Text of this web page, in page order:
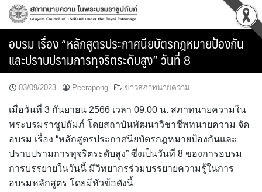
Skip
อบรม เรื่อง “หลักสูตรประกาศนียบัตรกฎหมายป้องกัน
และปราบปรามการทุจริตระดับสูง” วันที่ 8
03/09/2023 Peerapong ข่าวสภาทนายความ
เมื่อวันที่ 3 กันยายน 2566 เวลา 09.00 น. สภาทนายความใน
พระบรมราชูปถัมภ์ โดยสถาบันพัฒนาวิชาชีพทนายความ จัด
อบรม เรื่อง “หลักสูตรประกาศนียบัตรกฎหมายป้องกันและ
ปราบปรามการทุจริตระดับสูง” ซึ่งเป็นวันที่ 8 ของการอบรม
การบรรยายในวันนี้ มีวิทยากรร่วมบรรยายความรู้ในการ
อบรมหลักสูตร โดยมีหัวข้อดังนี้